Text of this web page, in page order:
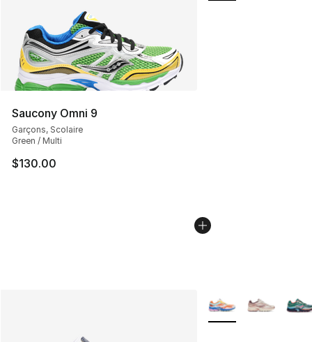
Saucony Omni 9
Garçons, Scolaire
Green / Multi
$130.00
Plus de couleurs